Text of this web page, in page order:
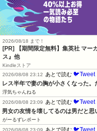
2026/08/18 まで！
[PR] 【期間限定無料】集英社 マー
ス』他
Kindleストア
2026/08/08 23:12 あとで読む 🐦Tweet
レス半年で妻の胸が小さくなった。
浮気ちゃんねる
2026/08/08 23:09 あとで読む 🐦Tweet
男女の友情を壊してるのは男だと思
がーるずレポート
あとで読む